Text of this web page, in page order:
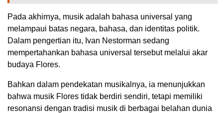
Pada akhirnya, musik adalah bahasa universal yang
melampaui batas negara, bahasa, dan identitas politik.
Dalam pengertian itu, Ivan Nestorman sedang
mempertahankan bahasa universal tersebut melalui akar
budaya Flores.
Bahkan dalam pendekatan musikalnya, ia menunjukkan
bahwa musik Flores tidak berdiri sendiri, tetapi memiliki
resonansi dengan tradisi musik di berbagai belahan dunia